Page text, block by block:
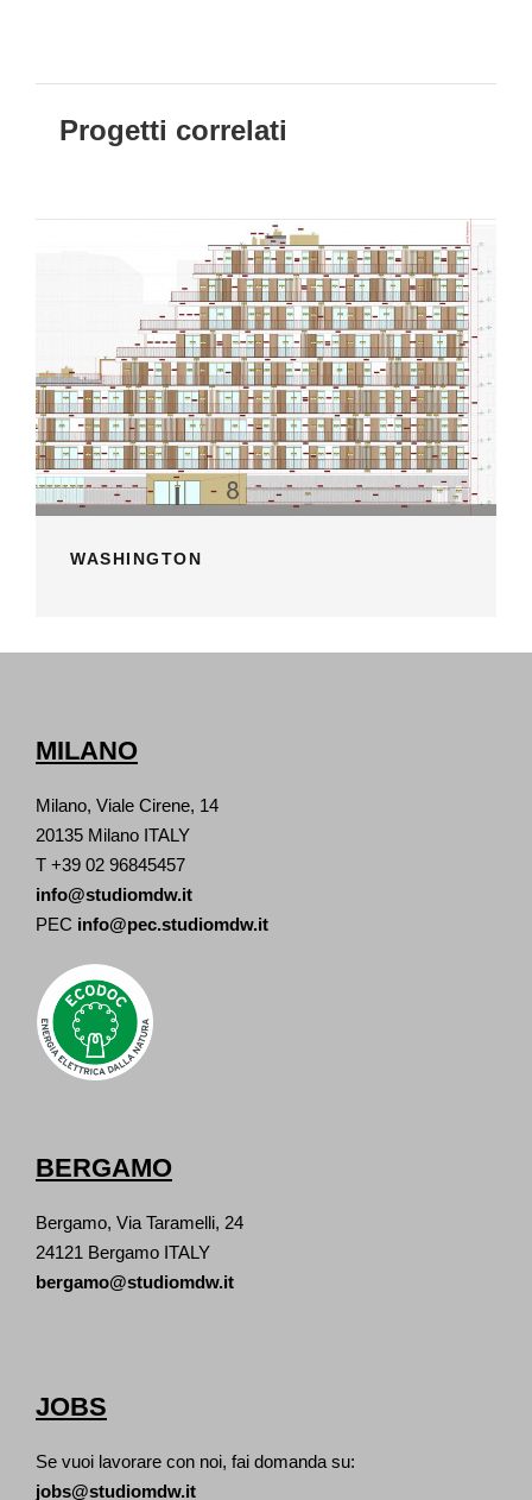
Progetti correlati
WASHINGTON
MILANO
Milano, Viale Cirene, 14
20135 Milano ITALY
T +39 02 96845457
info@studiomdw.it
PEC info@pec.studiomdw.it
BERGAMO
Bergamo, Via Taramelli, 24
24121 Bergamo ITALY
bergamo@studiomdw.it
JOBS
Se vuoi lavorare con noi, fai domanda su:
jobs@studiomdw.it